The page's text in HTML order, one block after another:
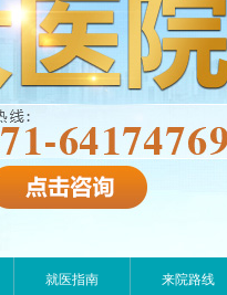
就医指南 来院路线